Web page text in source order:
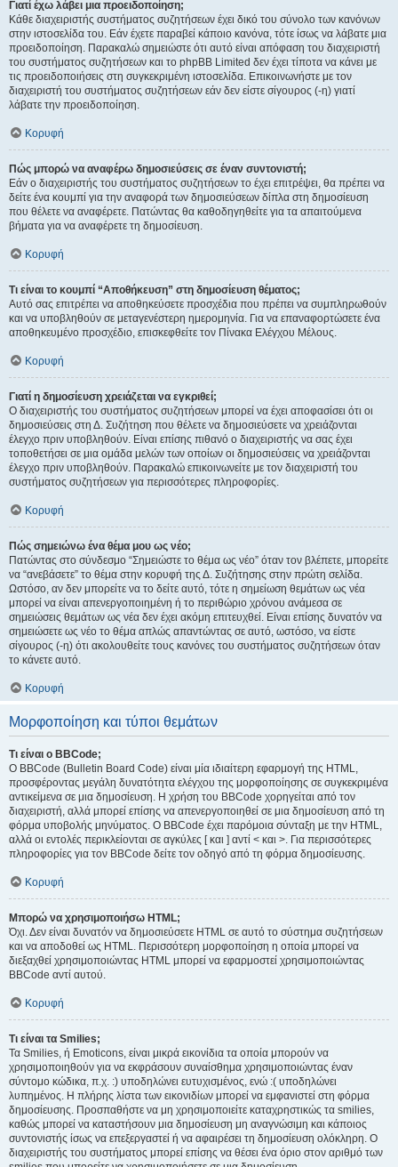
Γιατί έχω λάβει μια προειδοποίηση;
Κάθε διαχειριστής συστήματος συζητήσεων έχει δικό του σύνολο των κανόνων
στην ιστοσελίδα του. Εάν έχετε παραβεί κάποιο κανόνα, τότε ίσως να λάβατε μια
προειδοποίηση. Παρακαλώ σημειώστε ότι αυτό είναι απόφαση του διαχειριστή
του συστήματος συζητήσεων και το phpBB Limited δεν έχει τίποτα να κάνει με
τις προειδοποιήσεις στη συγκεκριμένη ιστοσελίδα. Επικοινωνήστε με τον
διαχειριστή του συστήματος συζητήσεων εάν δεν είστε σίγουρος (-η) γιατί
λάβατε την προειδοποίηση.
Κορυφή
Πώς μπορώ να αναφέρω δημοσιεύσεις σε έναν συντονιστή;
Εάν ο διαχειριστής του συστήματος συζητήσεων το έχει επιτρέψει, θα πρέπει να
δείτε ένα κουμπί για την αναφορά των δημοσιεύσεων δίπλα στη δημοσίευση
που θέλετε να αναφέρετε. Πατώντας θα καθοδηγηθείτε για τα απαιτούμενα
βήματα για να αναφέρετε τη δημοσίευση.
Κορυφή
Τι είναι το κουμπί “Αποθήκευση” στη δημοσίευση θέματος;
Αυτό σας επιτρέπει να αποθηκεύσετε προσχέδια που πρέπει να συμπληρωθούν
και να υποβληθούν σε μεταγενέστερη ημερομηνία. Για να επαναφορτώσετε ένα
αποθηκευμένο προσχέδιο, επισκεφθείτε τον Πίνακα Ελέγχου Μέλους.
Κορυφή
Γιατί η δημοσίευση χρειάζεται να εγκριθεί;
Ο διαχειριστής του συστήματος συζητήσεων μπορεί να έχει αποφασίσει ότι οι
δημοσιεύσεις στη Δ. Συζήτηση που θέλετε να δημοσιεύσετε να χρειάζονται
έλεγχο πριν υποβληθούν. Είναι επίσης πιθανό ο διαχειριστής να σας έχει
τοποθετήσει σε μια ομάδα μελών των οποίων οι δημοσιεύσεις να χρειάζονται
έλεγχο πριν υποβληθούν. Παρακαλώ επικοινωνείτε με τον διαχειριστή του
συστήματος συζητήσεων για περισσότερες πληροφορίες.
Κορυφή
Πώς σημειώνω ένα θέμα μου ως νέο;
Πατώντας στο σύνδεσμο “Σημειώστε το θέμα ως νέο” όταν τον βλέπετε, μπορείτε
να “ανεβάσετε” το θέμα στην κορυφή της Δ. Συζήτησης στην πρώτη σελίδα.
Ωστόσο, αν δεν μπορείτε να το δείτε αυτό, τότε η σημείωση θεμάτων ως νέα
μπορεί να είναι απενεργοποιημένη ή το περιθώριο χρόνου ανάμεσα σε
σημειώσεις θεμάτων ως νέα δεν έχει ακόμη επιτευχθεί. Είναι επίσης δυνατόν να
σημειώσετε ως νέο το θέμα απλώς απαντώντας σε αυτό, ωστόσο, να είστε
σίγουρος (-η) ότι ακολουθείτε τους κανόνες του συστήματος συζητήσεων όταν
το κάνετε αυτό.
Κορυφή
Μορφοποίηση και τύποι θεμάτων
Τι είναι ο BBCode;
Ο BBCode (Bulletin Board Code) είναι μία ιδιαίτερη εφαρμογή της HTML,
προσφέροντας μεγάλη δυνατότητα ελέγχου της μορφοποίησης σε συγκεκριμένα
αντικείμενα σε μια δημοσίευση. Η χρήση του BBCode χορηγείται από τον
διαχειριστή, αλλά μπορεί επίσης να απενεργοποιηθεί σε μια δημοσίευση από τη
φόρμα υποβολής μηνύματος. Ο BBCode έχει παρόμοια σύνταξη με την HTML,
αλλά οι εντολές περικλείονται σε αγκύλες [ και ] αντί < και >. Για περισσότερες
πληροφορίες για τον BBCode δείτε τον οδηγό από τη φόρμα δημοσίευσης.
Κορυφή
Μπορώ να χρησιμοποιήσω HTML;
Όχι. Δεν είναι δυνατόν να δημοσιεύσετε HTML σε αυτό το σύστημα συζητήσεων
και να αποδοθεί ως HTML. Περισσότερη μορφοποίηση η οποία μπορεί να
διεξαχθεί χρησιμοποιώντας HTML μπορεί να εφαρμοστεί χρησιμοποιώντας
BBCode αντί αυτού.
Κορυφή
Τι είναι τα Smilies;
Τα Smilies, ή Emoticons, είναι μικρά εικονίδια τα οποία μπορούν να
χρησιμοποιηθούν για να εκφράσουν συναίσθημα χρησιμοποιώντας έναν
σύντομο κώδικα, π.χ. :) υποδηλώνει ευτυχισμένος, ενώ :( υποδηλώνει
λυπημένος. Η πλήρης λίστα των εικονιδίων μπορεί να εμφανιστεί στη φόρμα
δημοσίευσης. Προσπαθήστε να μη χρησιμοποιείτε καταχρηστικώς τα smilies,
καθώς μπορεί να καταστήσουν μια δημοσίευση μη αναγνώσιμη και κάποιος
συντονιστής ίσως να επεξεργαστεί ή να αφαιρέσει τη δημοσίευση ολόκληρη. Ο
διαχειριστής του συστήματος μπορεί επίσης να θέσει ένα όριο στον αριθμό των